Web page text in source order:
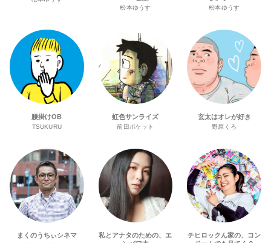
松本ゆうす 松本ゆうす
腰掛けOB
TSUKURU
虹色サンライズ
前田ポケット
玄太はオレが好き
野原くろ
まくのうちぃシネマ
私とアナタのための、エ
チヒロックん家の、コン